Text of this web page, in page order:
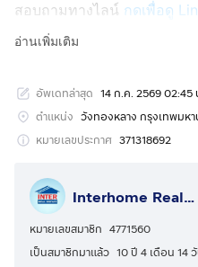
สอบถามทางไลน์ กดเพื่อดู
Line ID: @interhome
ขนาด 60.8 ตร.ว.
ที่ตั้ง : บีสแควร์ พระราม9-เห
รายละเอียด
ใกล้รถไฟฟ้า MRT พระราม
รร.นานาชาติเดอะรีเจ้นท์
อ่านเพิ่มเติม
อัพเดทล่าสุด 14 ก.ค. 2569 02:45
ตำแหน่ง วังทองหลาง กรุงเทพมห
หมายเลขประกาศ 371318692
Interhome Realty Estate
หมายเลขสมาชิก 4771560
เป็นสมาชิกมาแล้ว 10 ปี 4 เดือน 14